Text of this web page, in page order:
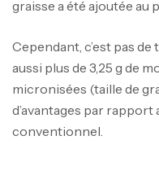
graisse a été ajoutée au
Cependant, c’est pas
aussi plus de 3,25 g de
micronisées (taille de
d’avantages par
conventionnel.